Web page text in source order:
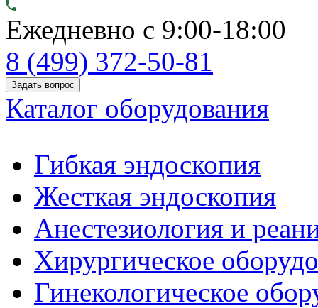
Ежедневно с 9:00-18:00
8 (499) 372-50-81
Задать вопрос
Каталог оборудования
Гибкая эндоскопия
Жесткая эндоскопия
Анестезиология и
Хирургическое
Гинекологическое